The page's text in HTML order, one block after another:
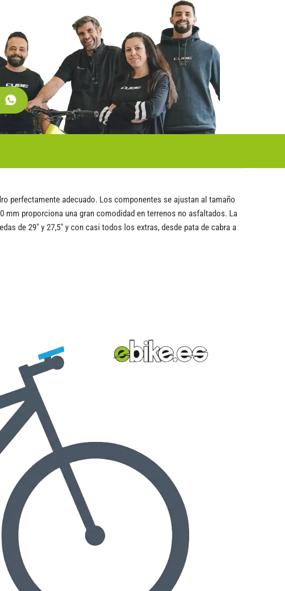
perfectamente adecuado. Los componentes se ajustan al tamaño
proporciona una gran comodidad en terrenos no asfaltados. La
de 29″ y 27,5″ y con casi todos los extras, desde pata de cabra a